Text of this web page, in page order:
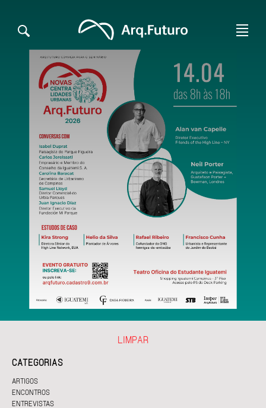
CATEGORIAS
ARTIGOS
ENCONTROS
ENTREVISTAS
LIMPAR